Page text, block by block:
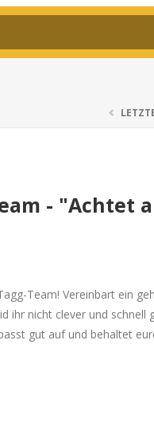
- "Achtet
Team! Vereinbart ein
ihr nicht clever und schnell
gut auf und behaltet